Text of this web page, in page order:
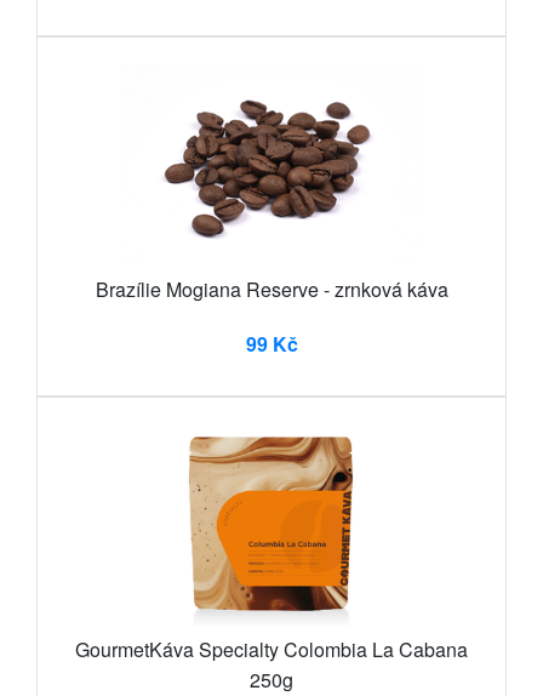
Brazílie Mogiana Reserve - zrnková káva
99 Kč
GourmetKáva Specialty Colombia La Cabana
250g